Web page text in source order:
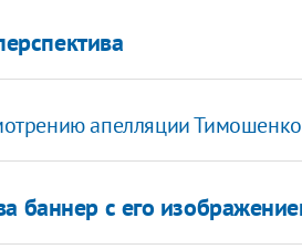
апелляции Тимошенко
баннер с его